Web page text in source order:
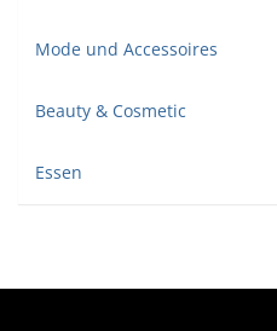
Mode und Accessoires
Beauty & Cosmetic
Essen